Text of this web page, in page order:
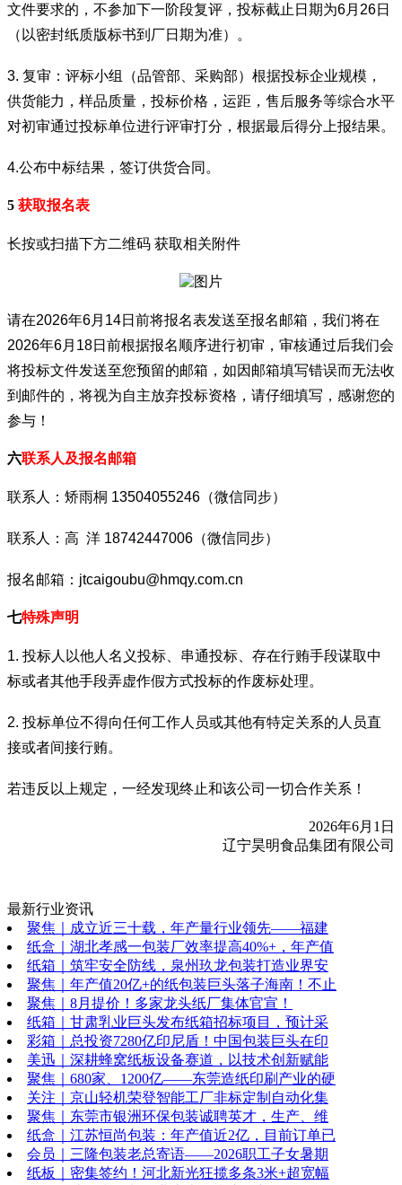
文件要求的，不参加下一阶段复评，投标截止日期为6月26日
（以密封纸质版标书到厂日期为准）。
3. 复审：评标小组（品管部、采购部）根据投标企业规模，
供货能力，样品质量，投标价格，运距，售后服务等综合水平
对初审通过投标单位进行评审打分，根据最后得分上报结果。
4.公布中标结果，签订供货合同。
5 获取报名表
长按或扫描下方二维码 获取相关附件
请在2026年6月14日前将报名表发送至报名邮箱，我们将在
2026年6月18日前根据报名顺序进行初审，审核通过后我们会
将投标文件发送至您预留的邮箱，如因邮箱填写错误而无法收
到邮件的，将视为自主放弃投标资格，请仔细填写，感谢您的
参与！
六联系人及报名邮箱
联系人：矫雨桐 13504055246（微信同步）
联系人：高 洋 18742447006（微信同步）
报名邮箱：jtcaigoubu@hmqy.com.cn
七特殊声明
1. 投标人以他人名义投标、串通投标、存在行贿手段谋取中
标或者其他手段弄虚作假方式投标的作废标处理。
2. 投标单位不得向任何工作人员或其他有特定关系的人员直
接或者间接行贿。
若违反以上规定，一经发现终止和该公司一切合作关系！
2026年6月1日
辽宁昊明食品集团有限公司
最新行业资讯
聚焦｜成立近三十载，年产量行业领先——福建
纸盒｜湖北孝感一包装厂效率提高40%+，年产值
纸箱｜筑牢安全防线，泉州玖龙包装打造业界安
聚焦｜年产值20亿+的纸包装巨头落子海南！不止
聚焦｜8月提价！多家龙头纸厂集体官宣！
纸箱｜甘肃乳业巨头发布纸箱招标项目，预计采
彩箱｜总投资7280亿印尼盾！中国包装巨头在印
美迅｜深耕蜂窝纸板设备赛道，以技术创新赋能
聚焦｜680家、1200亿——东莞造纸印刷产业的硬
关注｜京山轻机荣登智能工厂非标定制自动化集
聚焦｜东莞市银洲环保包装诚聘英才，生产、维
纸盒｜江苏恒尚包装：年产值近2亿，目前订单已
会员｜三隆包装老总寄语——2026职工子女暑期
纸板｜密集签约！河北新光狂揽多条3米+超宽幅